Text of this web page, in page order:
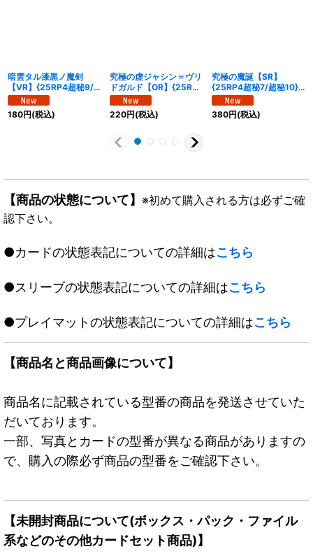
暗雲タル漆黒ノ魔剣
【VR】{25RP4超秘9/
超秘10}《火》
180円(税込)
究極の虚ジャシン＝ヴリ
ドガルド【OR】{25RP4
超秘6/超秘10}《多》
220円(税込)
究極の魔誕【SR】
{25RP4超秘7/超秘10}
《多》
380円(税込)
【商品の状態について】 ※初めて購入される方は必ずご確
認下さい。
●カードの状態表記についての詳細はこちら
●スリーブの状態表記についての詳細はこちら
●プレイマットの状態表記についての詳細はこちら
【商品名と商品画像について】
商品名に記載されている型番の商品を発送させていた
だいております。
一部、写真とカードの型番が異なる商品がありますの
で、購入の際必ず商品の型番をご確認下さい。
【未開封商品について(ボックス・パック・ファイル
系などのその他カードセット商品)】